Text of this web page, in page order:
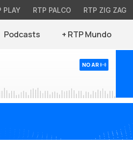
PLAY RTP PALCO RTP ZIG ZAG
Podcasts + RTP Mundo
NO AR